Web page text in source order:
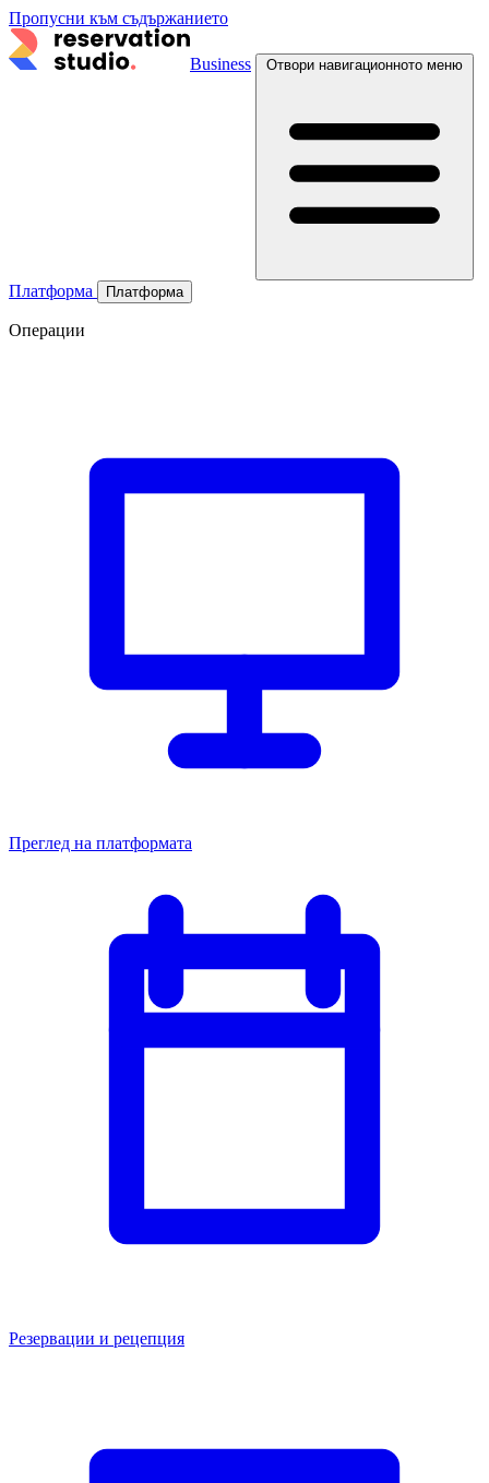
Пропусни към съдържанието
Business Отвори навигационното меню
Платформа Платформа
Операции
Преглед на платформата
Резервации и рецепция